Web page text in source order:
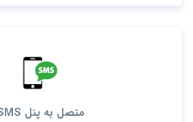
SMS متصل به پنل